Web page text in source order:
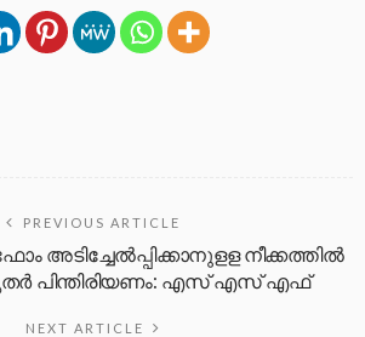
PREVIOUS ARTICLE
അടിച്ചേൽപ്പിക്കാനുളള നീക്കത്തിൽ
പിന്തിരിയണം: എസ് എസ് എഫ്
NEXT ARTICLE